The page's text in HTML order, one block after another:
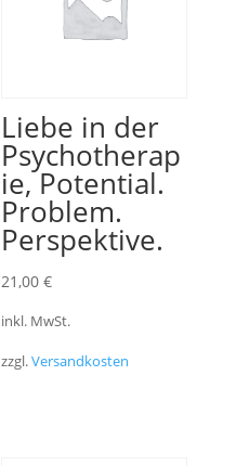
Liebe in der
Psychotherap
ie, Potential.
Problem.
Perspektive.
21,00€
inkl. MwSt.
zzgl.Versandkosten